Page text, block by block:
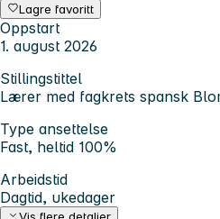
Lagre favoritt
Oppstart
1. august 2026
Stillingstittel
Lærer med fagkrets spansk
Type ansettelse
Fast, heltid 100%
Arbeidstid
Dagtid, ukedager